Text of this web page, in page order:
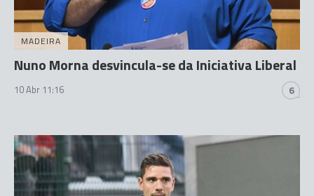
MADEIRA
Nuno Morna desvincula-se da Iniciativa Liberal
10 Abr 11:16 6